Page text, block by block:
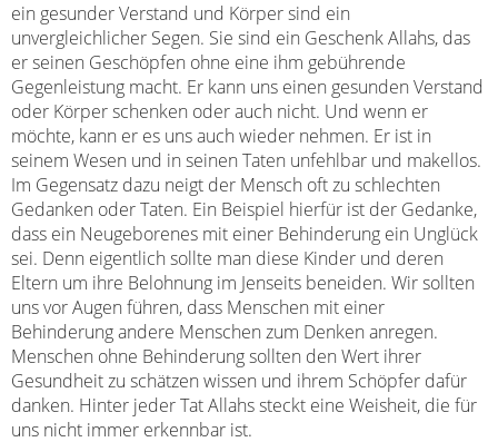
ein gesunder Verstand und Körper sind ein
unvergleichlicher Segen. Sie sind ein Geschenk Allahs, das
er seinen Geschöpfen ohne eine ihm gebührende
Gegenleistung macht. Er kann uns einen gesunden Verstand
oder Körper schenken oder auch nicht. Und wenn er
möchte, kann er es uns auch wieder nehmen. Er ist in
seinem Wesen und in seinen Taten unfehlbar und makellos.
Im Gegensatz dazu neigt der Mensch oft zu schlechten
Gedanken oder Taten. Ein Beispiel hierfür ist der Gedanke,
dass ein Neugeborenes mit einer Behinderung ein Unglück
sei. Denn eigentlich sollte man diese Kinder und deren
Eltern um ihre Belohnung im Jenseits beneiden. Wir sollten
uns vor Augen führen, dass Menschen mit einer
Behinderung andere Menschen zum Denken anregen.
Menschen ohne Behinderung sollten den Wert ihrer
Gesundheit zu schätzen wissen und ihrem Schöpfer dafür
danken. Hinter jeder Tat Allahs steckt eine Weisheit, die für
uns nicht immer erkennbar ist.